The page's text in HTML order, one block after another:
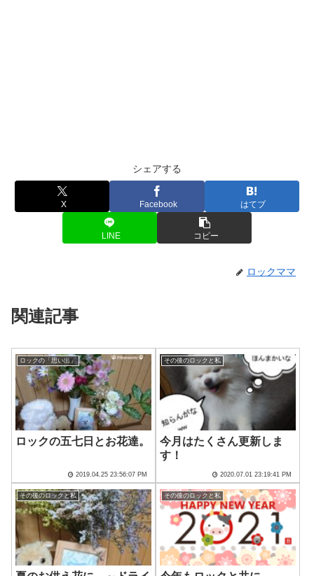
シェアする
X Facebook はてブ
LINE コピー
ロックママ
関連記事
ロックの「思い出」
ロックの五七日とお花達。
2019.04.25 23:56:07 PM
その後のロックと私
今月はたくさん更新しま
す！
2020.07.01 23:19:41 PM
その後のロックと私 その後のロックと私